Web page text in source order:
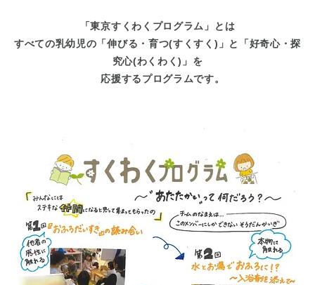
「東京すくわくプログラム」とは
すべての乳幼児の「伸びる・育つ(すくすく)」と「好奇心・探
究心(わくわく)」を
応援するプログラムです。